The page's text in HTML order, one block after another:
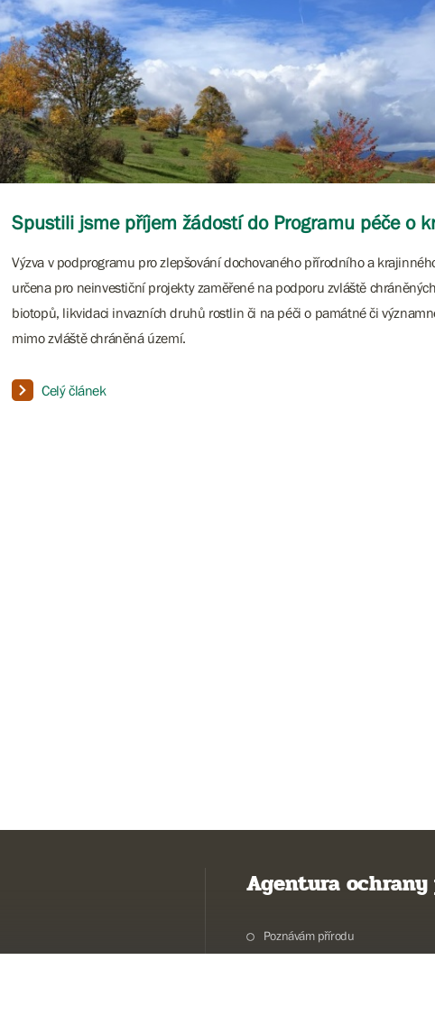
Spustili jsme příjem žádostí do Programu péče o
Výzva v podprogramu pro zlepšování dochovaného přírodního a
určena pro neinvestiční projekty zaměřené na podporu zvláště
biotopů, likvidaci invazních druhů rostlin či na péči o památné či
mimo zvláště chráněná území.
Celý článek
Agentura
Poznávám přírodu